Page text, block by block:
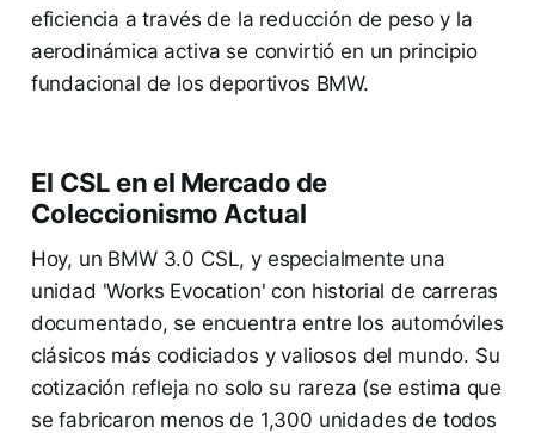
eficiencia a través de la reducción de peso y la
aerodinámica activa se convirtió en un principio
fundacional de los deportivos BMW.
El CSL en el Mercado de
Coleccionismo Actual
Hoy, un BMW 3.0 CSL, y especialmente una
unidad 'Works Evocation' con historial de carreras
documentado, se encuentra entre los automóviles
clásicos más codiciados y valiosos del mundo. Su
cotización refleja no solo su rareza (se estima que
se fabricaron menos de 1,300 unidades de todos